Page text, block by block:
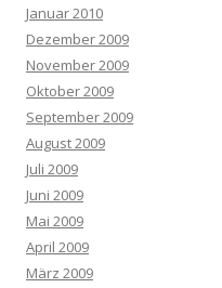
Januar 2010
Dezember 2009
November 2009
Oktober 2009
September 2009
August 2009
Juli 2009
Juni 2009
Mai 2009
April 2009
März 2009